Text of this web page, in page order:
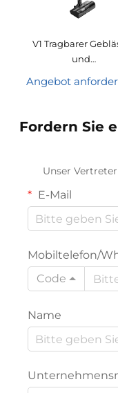
V1 Tragbarer
und
Angebot
Fordern Sie
Unser
E-Mail
Mobiltelefon/
Code
Name